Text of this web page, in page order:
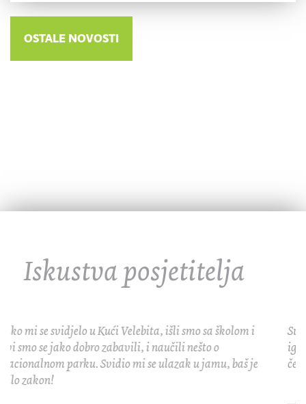
OSTALE NOVOSTI
Iskustva posjetitelja
Super mi je bilo, zabavili smo se u radionicama i igrali
igre. Jako su mi se svidjele igre na mobitelu. Jedva
čekam doći opet.